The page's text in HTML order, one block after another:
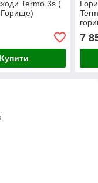
Termo 3s (
Купити
7